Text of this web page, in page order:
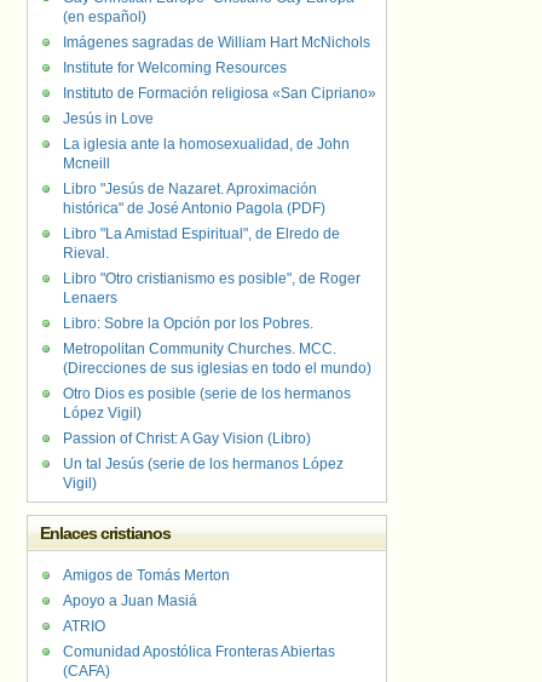
(en español)
Imágenes sagradas de William Hart McNichols
Institute for Welcoming Resources
Instituto de Formación religiosa «San Cipriano»
Jesús in Love
La iglesia ante la homosexualidad, de John
Mcneill
Libro "Jesús de Nazaret. Aproximación
histórica" de José Antonio Pagola (PDF)
Libro "La Amistad Espiritual", de Elredo de
Rieval.
Libro "Otro cristianismo es posible", de Roger
Lenaers
Libro: Sobre la Opción por los Pobres.
Metropolitan Community Churches. MCC.
(Direcciones de sus iglesias en todo el mundo)
Otro Dios es posible (serie de los hermanos
López Vigil)
Passion of Christ: A Gay Vision (Libro)
Un tal Jesús (serie de los hermanos López
Vigil)
Enlaces cristianos
Amigos de Tomás Merton
Apoyo a Juan Masiá
ATRIO
Comunidad Apostólica Fronteras Abiertas
(CAFA)